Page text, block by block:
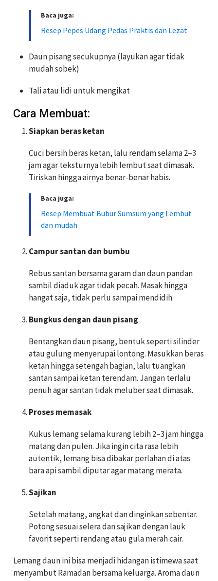
Baca juga:
Resep Pepes Udang Pedas Praktis dan Lezat
Daun pisang secukupnya (layukan agar tidak
mudah sobek)
Tali atau lidi untuk mengikat
Cara Membuat:
Siapkan beras ketan
Cuci bersih beras ketan, lalu rendam selama 2–3
jam agar teksturnya lebih lembut saat dimasak.
Tiriskan hingga airnya benar-benar habis.
Baca juga:
Resep Membuat Bubur Sumsum yang Lembut
dan mudah
Campur santan dan bumbu
Rebus santan bersama garam dan daun pandan
sambil diaduk agar tidak pecah. Masak hingga
hangat saja, tidak perlu sampai mendidih.
Bungkus dengan daun pisang
Bentangkan daun pisang, bentuk seperti silinder
atau gulung menyerupai lontong. Masukkan beras
ketan hingga setengah bagian, lalu tuangkan
santan sampai ketan terendam. Jangan terlalu
penuh agar santan tidak meluber saat dimasak.
Proses memasak
Kukus lemang selama kurang lebih 2–3 jam hingga
matang dan pulen. Jika ingin cita rasa lebih
autentik, lemang bisa dibakar perlahan di atas
bara api sambil diputar agar matang merata.
Sajikan
Setelah matang, angkat dan dinginkan sebentar.
Potong sesuai selera dan sajikan dengan lauk
favorit seperti rendang atau gula merah cair.
Lemang daun ini bisa menjadi hidangan istimewa saat
menyambut Ramadan bersama keluarga. Aroma daun